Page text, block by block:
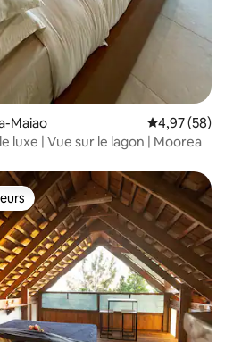
Maiao Évaluation
4,97 (58)
luxe | Vue sur le lagon | Moorea
les plus appréciés